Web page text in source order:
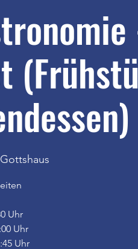
Uhr
Uhr
Abendessen: 18:00 – 18:45 Uhr